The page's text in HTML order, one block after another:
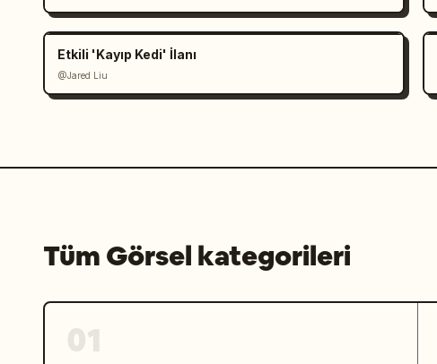
Etkili 'Kayıp Kedi' İlanı
@Jared Liu
Tüm Görsel kategorileri